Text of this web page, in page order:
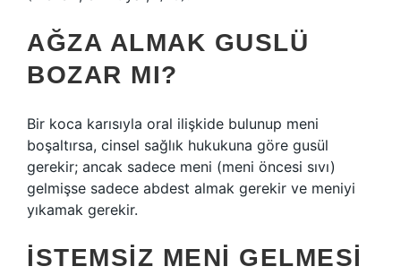
AĞZA ALMAK GUSLÜ
BOZAR MI?
Bir koca karısıyla oral ilişkide bulunup meni
boşaltırsa, cinsel sağlık hukukuna göre gusül
gerekir; ancak sadece meni (meni öncesi sıvı)
gelmişse sadece abdest almak gerekir ve meniyi
yıkamak gerekir.
İSTEMSIZ MENI GELMESI